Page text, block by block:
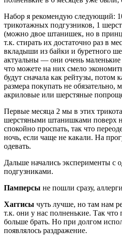
Набор я рекомендую следующий:
трикотажных подгузников, 1
(можно двое штанишек, но в
т.к. стирать их достаточно раз в
вкладыши из байки и буретного
актуальны — они очень
что можете на них смело
будут сначала как рейтузы,
размера покупать не
акриловые или шерстяные
Первые месяца 2 мы в этих
шерстяными штанишками поверх
спокойно проспать, так что
ночь, если чаще не какали. На
одевать.
Дальше начались эксперименты с
подгузниками.
Памперсы не пошли сразу,
Хаггисы чуть лучше, но там нам
т.к. они у нас полненькие. Так что
больше брать. Но при долгом
появлялось раздражение.